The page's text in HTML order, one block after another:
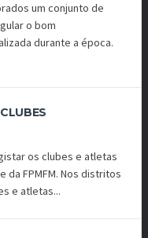
um conjunto de
o bom
durante a época.
os clubes e atletas
FPMFM. Nos distritos
e atletas...